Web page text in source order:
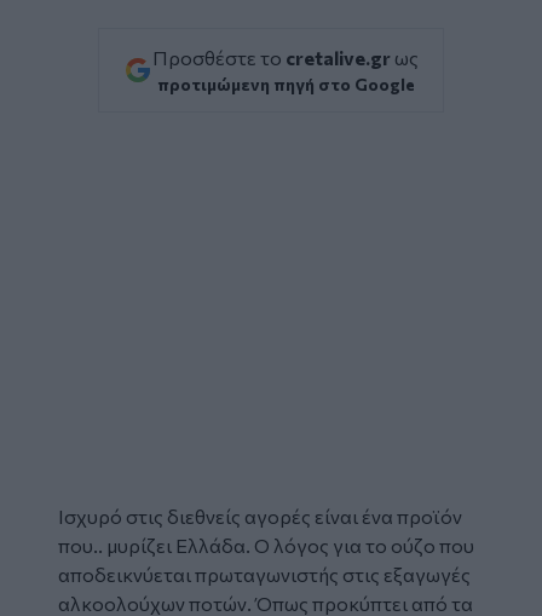
Προσθέστε το cretalive.gr ως
προτιμώμενη πηγή στο Google
Ισχυρό στις διεθνείς αγορές είναι ένα προϊόν
που.. μυρίζει Ελλάδα. Ο λόγος για το ούζο που
αποδεικνύεται πρωταγωνιστής στις εξαγωγές
αλκοολούχων ποτών. Όπως προκύπτει από τα